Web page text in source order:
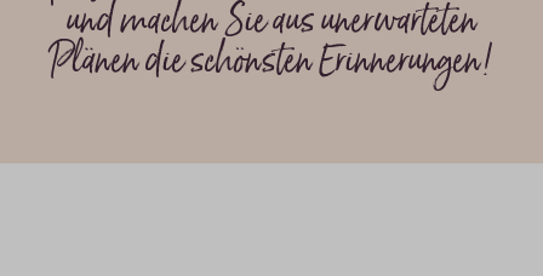
und machen Sie aus unerwarteten
Plänen die schönsten Erinnerungen!